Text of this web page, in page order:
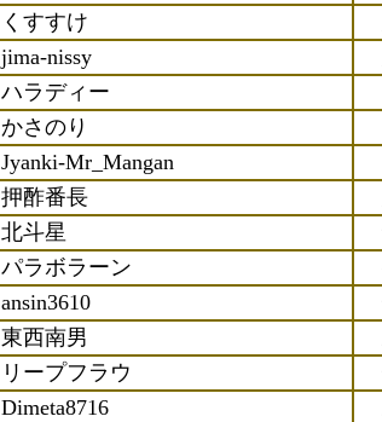
くすすけ
jima-nissy
ハラディー
かさのり
Jyanki-Mr_Mangan
押酢番長
北斗星
パラボラーン
ansin3610
東西南男
リープフラウ
Dimeta8716